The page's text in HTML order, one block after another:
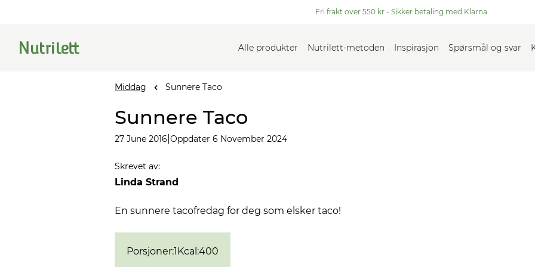
Fri frakt over 550 kr - Sikker betaling med Klarna
Alle produkter Nutrilett-metoden Inspirasjon Spørsmål og svar
Middag Sunnere Taco
Sunnere Taco
27 June 2016 Oppdater 6 November 2024
Skrevet av:
Linda Strand
En sunnere tacofredag for deg som elsker taco!
Porsjoner:1Kcal :400